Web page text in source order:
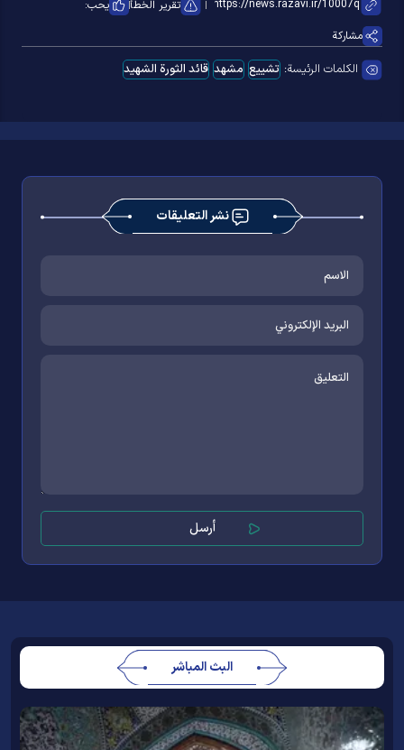
تقرير الخطأ
يحب:
مشاركة
الكلمات الرئيسة: تشییع مشهد قائد الثورة الشهید
نشر التعليقات
البث المباشر